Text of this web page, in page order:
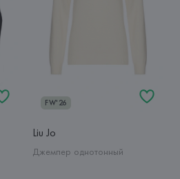
FW'26
Liu Jo
Джемпер однотонный